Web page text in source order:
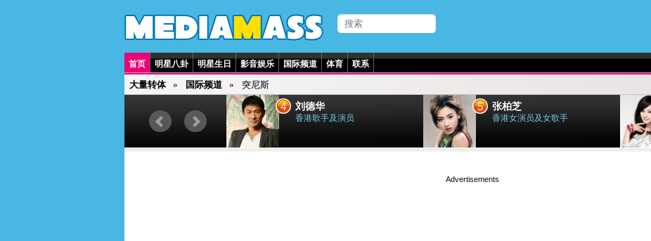
首页 明星八卦 明星生日 影音娱乐 国际频道 体育 联系
大量转体 国际频道 突尼斯
4 刘德华
香港歌手及演员
5 张柏芝
香港女演员及女歌手